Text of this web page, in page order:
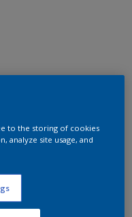
to the storing of cookies
analyze site usage, and